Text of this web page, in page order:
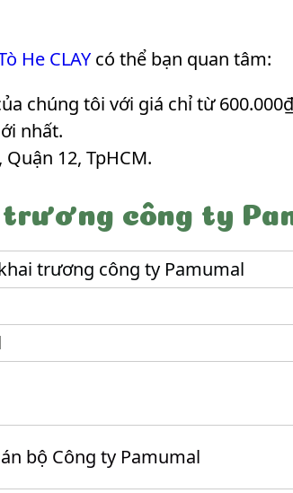
He CLAY có thể bạn quan tâm:
chúng tôi với giá chỉ từ
nhất.
12, TpHCM.
trương công ty
trương công ty Pamumal
bộ Công ty Pamumal